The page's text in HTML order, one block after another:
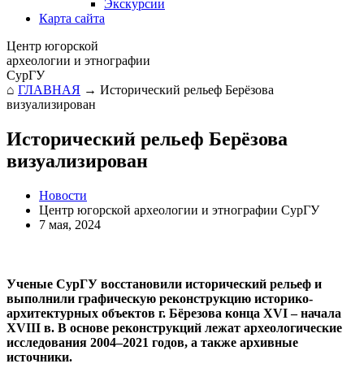
Экскурсии
Карта сайта
Центр югорской
археологии и этнографии
СурГУ
⌂ ГЛАВНАЯ → Исторический рельеф Берёзова
визуализирован
Исторический рельеф Берёзова
визуализирован
Новости
Центр югорской археологии и этнографии СурГУ
7 мая, 2024
Ученые СурГУ восстановили исторический рельеф и
выполнили графическую реконструкцию историко-
архитектурных объектов г. Бёрезова конца XVI – начала
XVIII в. В основе реконструкций лежат археологические
исследования 2004–2021 годов, а также архивные
источники.